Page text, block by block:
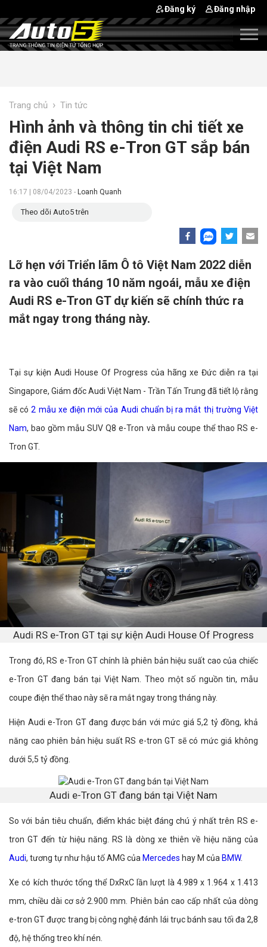
Đăng ký Đăng nhập
Trang chủ › Tin tức
Hình ảnh và thông tin chi tiết xe
điện Audi RS e-Tron GT sắp bán
tại Việt Nam
16:17 | 08/04/2023 - Loanh Quanh
Theo dõi Auto5 trên
Lỡ hẹn với Triển lãm Ô tô Việt Nam 2022 diễn
ra vào cuối tháng 10 năm ngoái, mẫu xe điện
Audi RS e-Tron GT dự kiến sẽ chính thức ra
mắt ngay trong tháng này.
Tại sự kiện Audi House Of Progress của hãng xe Đức diễn ra tại
Singapore, Giám đốc Audi Việt Nam - Trần Tấn Trung đã tiết lộ rằng
sẽ có2 mẫu xe điện mới của Audi chuẩn bị ra mắt thị trường Việt
Nam, bao gồm mẫu SUV Q8 e-Tron và mẫu coupe thể thao RS e-
Tron GT.
Audi RS e-Tron GT tại sự kiện Audi House Of Progress
Trong đó, RS e-Tron GT chính là phiên bản hiệu suất cao của chiếc
e-Tron GT đang bán tại Việt Nam. Theo một số nguồn tin, mẫu
coupe điện thể thao này sẽ ra mắt ngay trong tháng này.
Hiện Audi e-Tron GT đang được bán với mức giá 5,2 tỷ đồng, khả
năng cao phiên bản hiệu suất RS e-tron GT sẽ có mức giá không
dưới 5,5 tỷ đồng.
Audi e-Tron GT đang bán tại Việt Nam
So với bản tiêu chuẩn, điểm khác biệt đáng chú ý nhất trên RS e-
tron GT đến từ hiệu năng. RS là dòng xe thiên về hiệu năng của
Audi, tương tự như hậu tố AMG của Mercedes hay M của BMW.
Xe có kích thước tổng thể DxRxC lần lượt là 4.989 x 1.964 x 1.413
mm, chiều dài cơ sở 2.900 mm. Phiên bản cao cấp nhất của dòng
e-tron GT được trang bị công nghệ đánh lái trục bánh sau tối đa 2,8
độ, hệ thống treo khí nén.